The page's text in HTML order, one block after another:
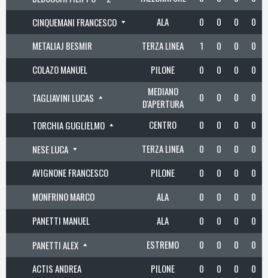
CINQUEMANI FRANCESCO
ALA 0 0 0
0
METALIAJ BESMIR
TERZA LINEA 1 0 0
0
COLAZO MANUEL
PILONE 0 0 0 0
TAGLIAVINI LUCAS
MEDIANO
D'APERTURA
0 0 0 0
TORCHIA GUGLIELMO CENTRO 0 0 0
0
NESE LUCA
TERZA LINEA 0 0 0
0
AVIGNONE FRANCESCO
PILONE 0 0 0
0
MONFRINO MARCO
ALA 0 0 0
0
PANETTI MANUEL
ALA 0 0 0
0
PANETTI ALEX
ESTREMO 0 0 0
0
ACTIS ANDREA
PILONE 0 0 0 0